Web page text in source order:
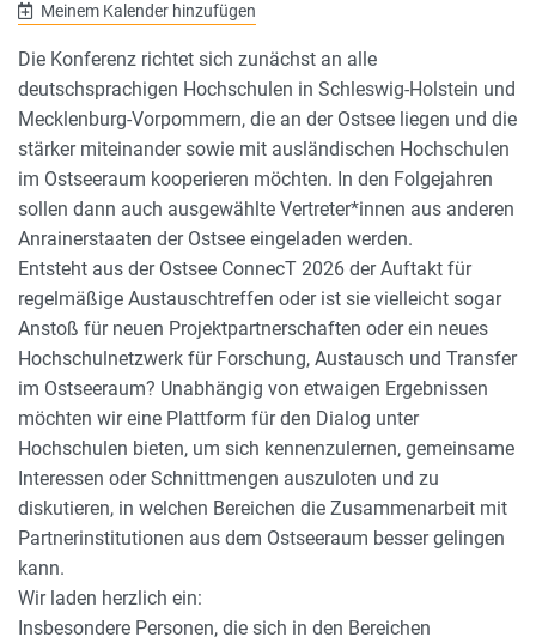
Meinem Kalender hinzufügen
Die Konferenz richtet sich zunächst an alle
deutschsprachigen Hochschulen in Schleswig-Holstein und
Mecklenburg-Vorpommern, die an der Ostsee liegen und die
stärker miteinander sowie mit ausländischen Hochschulen
im Ostseeraum kooperieren möchten. In den Folgejahren
sollen dann auch ausgewählte Vertreter*innen aus anderen
Anrainerstaaten der Ostsee eingeladen werden.
Entsteht aus der Ostsee ConnecT 2026 der Auftakt für
regelmäßige Austauschtreffen oder ist sie vielleicht sogar
Anstoß für neuen Projektpartnerschaften oder ein neues
Hochschulnetzwerk für Forschung, Austausch und Transfer
im Ostseeraum? Unabhängig von etwaigen Ergebnissen
möchten wir eine Plattform für den Dialog unter
Hochschulen bieten, um sich kennenzulernen, gemeinsame
Interessen oder Schnittmengen auszuloten und zu
diskutieren, in welchen Bereichen die Zusammenarbeit mit
Partnerinstitutionen aus dem Ostseeraum besser gelingen
kann.
Wir laden herzlich ein:
Insbesondere Personen, die sich in den Bereichen